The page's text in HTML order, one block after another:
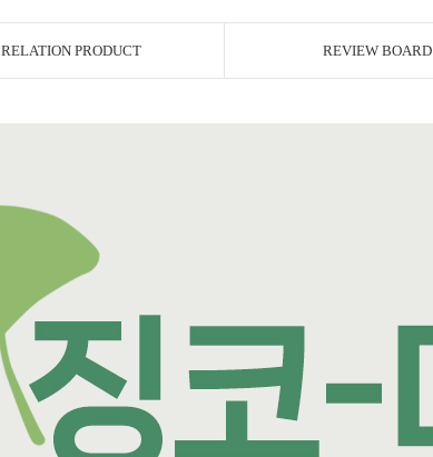
RELATION PRODUCT REVIEW BOARD